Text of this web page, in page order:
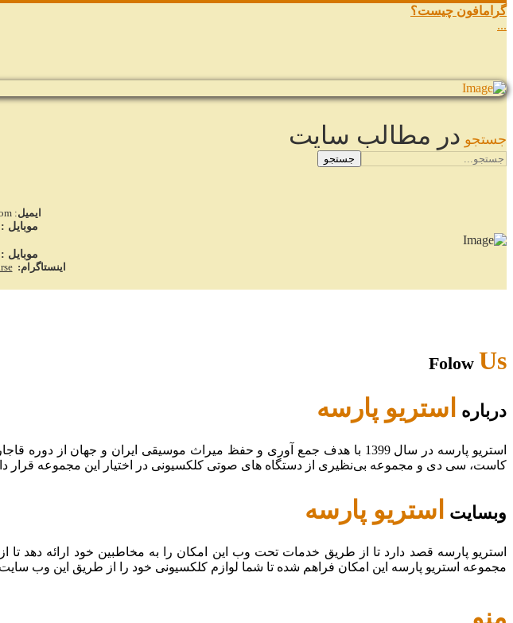
گرامافون چیست؟
...
جستجو در مطالب سایت
جستجو
ایمیل: info@stereoparse.com
موبایل :
موبایل :
اینستاگرام:
Folow Us
درباره استریو پارسه
استریو پارسه در سال 1399 با هدف جمع آوری و حفظ میراث موسیقی ایران و
کاست، سی دی و مجموعه بی‌نظیری از دستگاه های صوتی کلکسیونی در اختیار این مجموعه قرار
وبسایت استریو پارسه
استریو پارسه قصد دارد تا از طریق خدمات تحت وب این امکان را به مخاطبین خود ارائه
مجموعه استریو پارسه این امکان فراهم شده تا شما لوازم کلکسیونی خود را از طریق این وب